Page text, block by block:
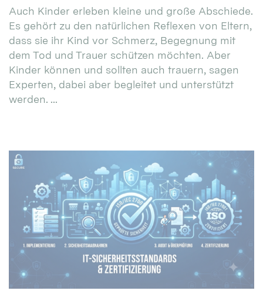
Auch Kinder erleben kleine und große Abschiede.
Es gehört zu den natürlichen Reflexen von Eltern,
dass sie ihr Kind vor Schmerz, Begegnung mit
dem Tod und Trauer schützen möchten. Aber
Kinder können und sollten auch trauern, sagen
Experten, dabei aber begleitet und unterstützt
werden. ...